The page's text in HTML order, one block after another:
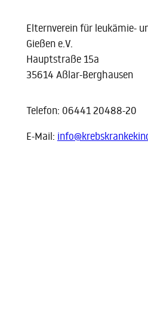
Elternverein für leukämie-
Gießen e.V.
Hauptstraße 15a
35614 Aßlar-Berghausen
Telefon: 06441 20488-20
E-Mail: